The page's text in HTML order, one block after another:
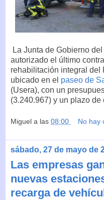
La Junta de Gobierno
autorizado el último
rehabilitación integral del
ubicado en el paseo de
(Usera), con un
(3.240.967) y un plazo
Miguel a las 08:00 No hay
sábado, 27 de mayo de
Las empresas
nuevas
recarga de